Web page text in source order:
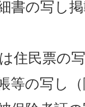
書の写し
住民票の
等の写し